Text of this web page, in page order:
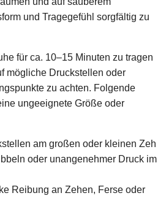
und Tragegefühl sorgfältig zu
für ca. 10–15 Minuten zu tragen
mögliche Druckstellen oder
zu achten. Folgende
ungeeignete Größe oder
am großen oder kleinen Zeh
oder unangenehmer Druck im
Reibung an Zehen, Ferse oder